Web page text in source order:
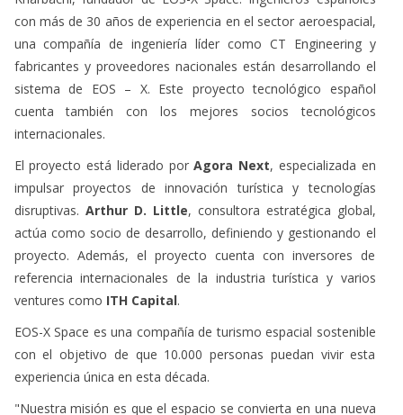
fabricantes y proveedores nacionales están desarrollando el
sistema de EOS – X. Este proyecto tecnológico español
cuenta también con los mejores socios tecnológicos
internacionales.
El proyecto está liderado porAgora Next, especializada en
impulsar proyectos de innovación turística y tecnologías
actúa como socio de desarrollo, definiendo y gestionando el
proyecto. Además, el proyecto cuenta con inversores de
referencia internacionales de la industria turística y varios
EOS-X Space es una compañía de turismo espacial sostenible
con el objetivo de que 10.000 personas puedan vivir esta
"Nuestra misión es que el espacio se convierta en una nueva
industria turística en sí mismo. La fascinación por los vuelos